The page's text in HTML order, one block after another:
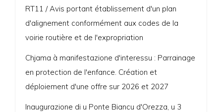
RT11 / Avis portant établissement d'un plan
d'alignement conformément aux codes de la
voirie routière et de l'expropriation
Chjama à manifestazione d'interessu : Parrainage
en protection de l'enfance. Création et
déploiement d'une offre sur 2026 et 2027
Inaugurazione di u Ponte Biancu d'Orezza, u 3